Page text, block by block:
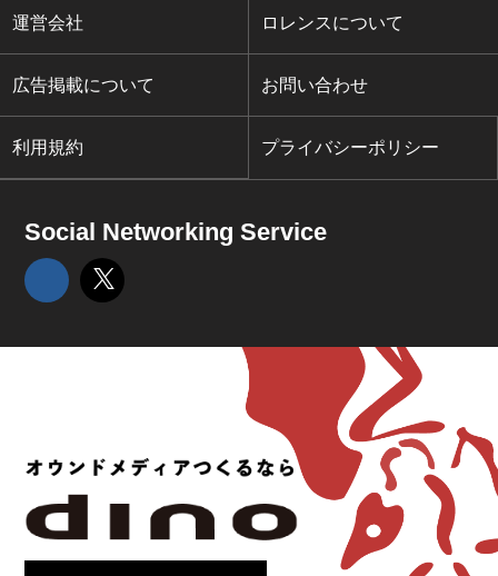
運営会社 ロレンスについて
広告掲載について お問い合わせ
利用規約 プライバシーポリシー
Social Networking Service